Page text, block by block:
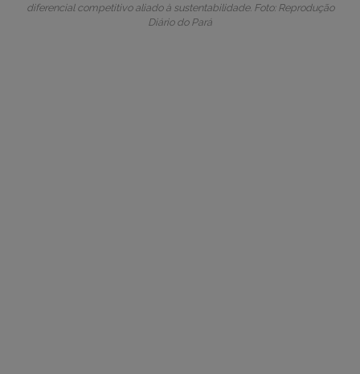
diferencial competitivo aliado à sustentabilidade. Foto: Reprodução
Diário do Pará